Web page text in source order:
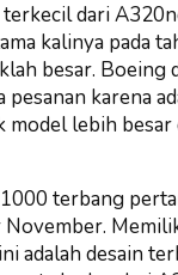
dari
kalinya pada
besar. Boeing
pesanan karena
lebih besar
terbang
November.
adalah desain